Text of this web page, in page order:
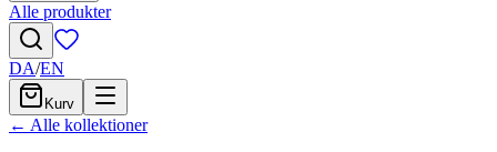
Alle produkter
DA/EN
Kurv
← Alle kollektioner